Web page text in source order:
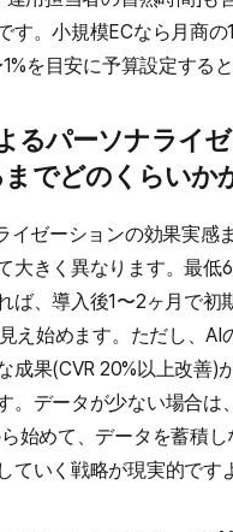
す。小規模ECなら月商の
を目安に予算設定する
るパーソナライ
でどのくらいか
イゼーションの効果実感
大きく異なります。最低
ば、導入後1〜2ヶ月で初
え始めます。ただし、AI
成果(CVR 20%以上改善)
。データが少ない場合は
ら始めて、データを蓄積
ていく戦略が現実的です